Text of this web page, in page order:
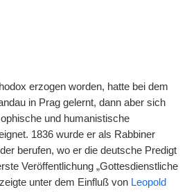
erzogen worden, hatte bei dem
in Prag gelernt, dann aber sich
und humanistische
1836 wurde er als Rabbiner
berufen, wo er die deutsche Predigt
Veröffentlichung „Gottesdienstliche
unter dem Einfluß von Leopold